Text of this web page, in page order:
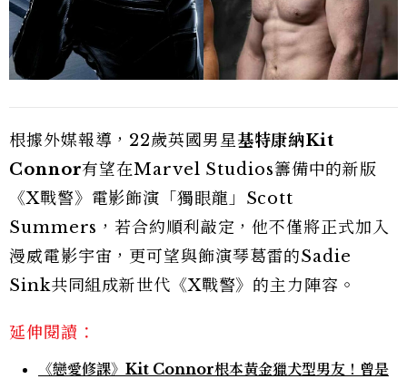
根據外媒報導，22歲英國男星基特康納Kit
Connor有望在Marvel Studios籌備中的新版
《X戰警》電影飾演「獨眼龍」Scott
Summers，若合約順利敲定，他不僅將正式加入
漫威電影宇宙，更可望與飾演琴葛雷的Sadie
Sink共同組成新世代《X戰警》的主力陣容。
延伸閱讀：
《戀愛修課》Kit Connor根本黃金獵犬型男友！曾是